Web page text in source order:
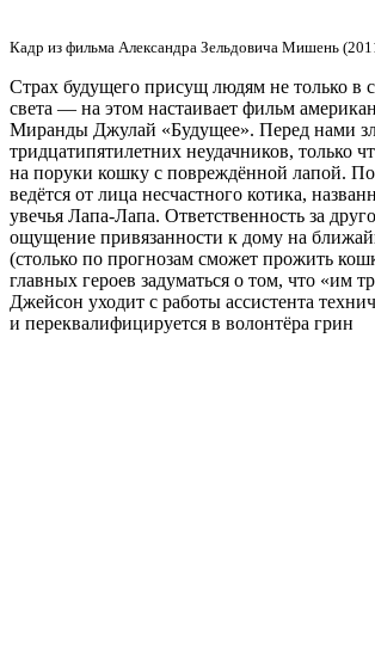
Кадр из фильма Александра Зельдовича Мишень
Страх будущего присущ людям не только в
света — на этом настаивает фильм
Миранды Джулай «Будущее». Перед нами
тридцатипятилетних неудачников, только
на поруки кошку с повреждённой лапой.
ведётся от лица несчастного котика,
увечья Лапа-Лапа. Ответственность за
ощущение привязанности к дому на
(столько по прогнозам сможет прожить
главных героев задуматься о том, что «им
Джейсон уходит с работы ассистента
и переквалифицируется в волонтёра грин